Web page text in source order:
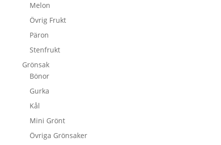
Melon
Övrig Frukt
Päron
Stenfrukt
Grönsak
Bönor
Gurka
Kål
Mini Grönt
Övriga Grönsaker